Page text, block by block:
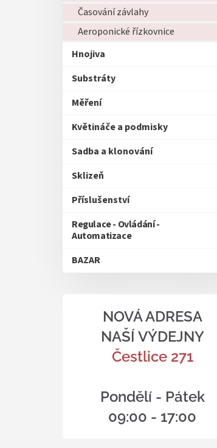
Časování závlahy
Aeroponické řízkovnice
Hnojiva
Substráty
Měření
Květináče a podmisky
Sadba a klonování
Sklizeň
Příslušenství
Regulace - Ovládání -
Automatizace
BAZAR
NOVÁ ADRESA
NAŠÍ VÝDEJNY
Čestlice 271
Pondělí - Pátek
09:00 - 17:00